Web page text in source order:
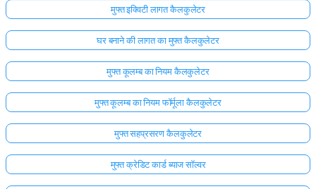
मुफ्त इक्विटी लागत कैलकुलेटर
घर बनाने की लागत का मुफ्त कैलकुलेटर
मुफ्त कूलम्ब का नियम कैलकुलेटर
मुफ्त कूलम्ब का नियम फॉर्मूला कैलकुलेटर
मुफ्त सहप्रसरण कैलकुलेटर
मुफ्त क्रेडिट कार्ड ब्याज सॉल्वर